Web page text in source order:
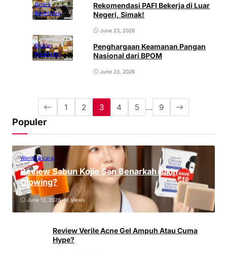
Bicara
Kesehatan
Rekomendasi PAFI Bekerja di Luar
Negeri, Simak!
June 23, 2026
Bicara
Kesehatan
Penghargaan Keamanan Pangan
Nasional dari BPOM
June 23, 2026
1 2 3 4 5 … 9
Populer
Wanita Bicara
Review Sabun Kojie San Benarkah Bikin
Glowing?
June 12, 2026•16 Views
Review Verile Acne Gel Ampuh Atau Cuma
Hype?